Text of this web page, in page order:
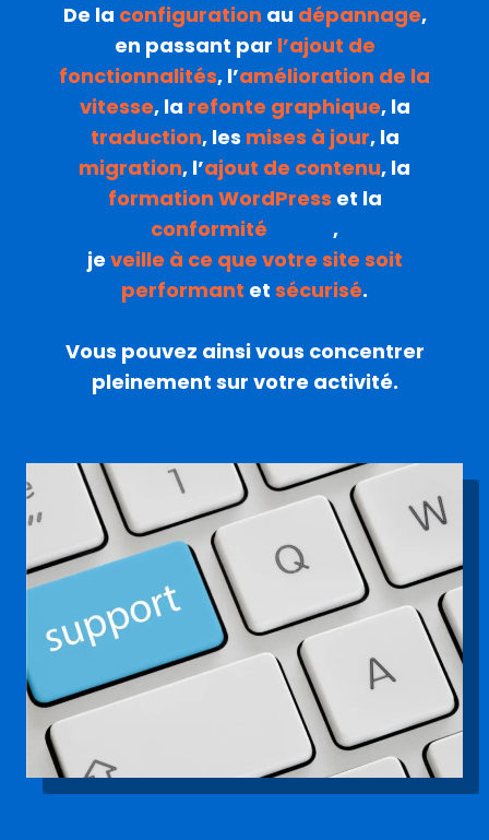
De la configuration au dépannage,
en passant par l’ajout de
fonctionnalités, l’amélioration de la
vitesse, la refonte graphique, la
traduction, les mises à jour, la
migration, l’ajout de contenu, la
formation WordPress et la
conformité
,
je veille à ce que votre site soit
performant et sécurisé.
Vous pouvez ainsi vous concentrer
pleinement sur votre activité.